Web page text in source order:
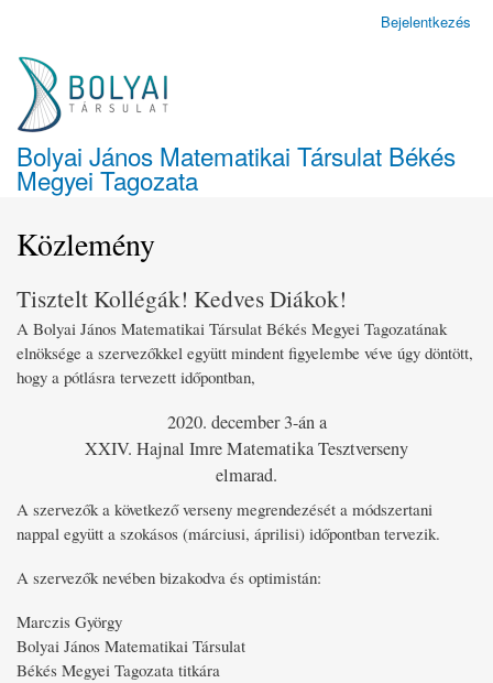
fiók
menüje
Bejelentkezés
Bolyai János Matematikai Társulat Békés
Megyei Tagozata
Közlemény
Tisztelt Kollégák! Kedves Diákok!
A Bolyai János Matematikai Társulat Békés Megyei Tagozatának
elnöksége a szervezőkkel együtt mindent figyelembe véve úgy döntött,
hogy a pótlásra tervezett időpontban,
2020. december 3-án a
XXIV. Hajnal Imre Matematika Tesztverseny
elmarad.
A szervezők a következő verseny megrendezését a módszertani
nappal együtt a szokásos (márciusi, áprilisi) időpontban tervezik.
A szervezők nevében bizakodva és optimistán:
Marczis György
Bolyai János Matematikai Társulat
Békés Megyei Tagozata titkára